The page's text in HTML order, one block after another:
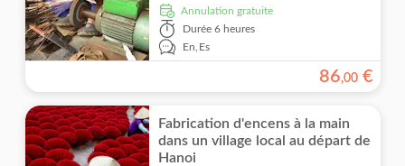
Annulation gratuite
Durée 6 heures
En,Es
86,00 €
Fabrication d'encens à la main
dans un village local au départ de
Hanoi